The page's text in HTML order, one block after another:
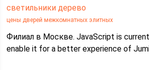
светильники дерево
цены дверей межкомнатных элитных
Филиал в Москве. JavaScript is
enable it for a better experience of